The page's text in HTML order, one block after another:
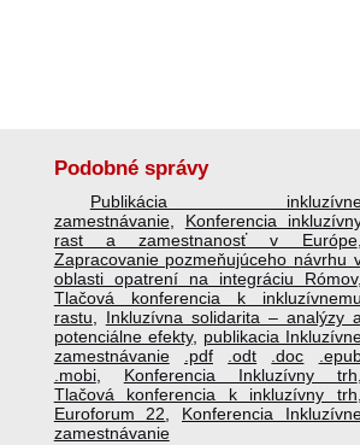
Podobné správy
Publikácia
zamestnávanie, Konferencia
rast a zamestnanosť v Európe
Zapracovanie pozmeňujúceho návrhu
oblasti opatrení na integráciu Rómov
Tlačová konferencia k
rastu, Inkluzívna solidarita – analýzy
potenciálne efekty, publikacia
zamestnávanie
.pdf .odt .doc
.mobi, Konferencia Inkluzívny trh
Tlačová konferencia k inkluzívny trh
Euroforum 22, Konferencia
zamestnávanie